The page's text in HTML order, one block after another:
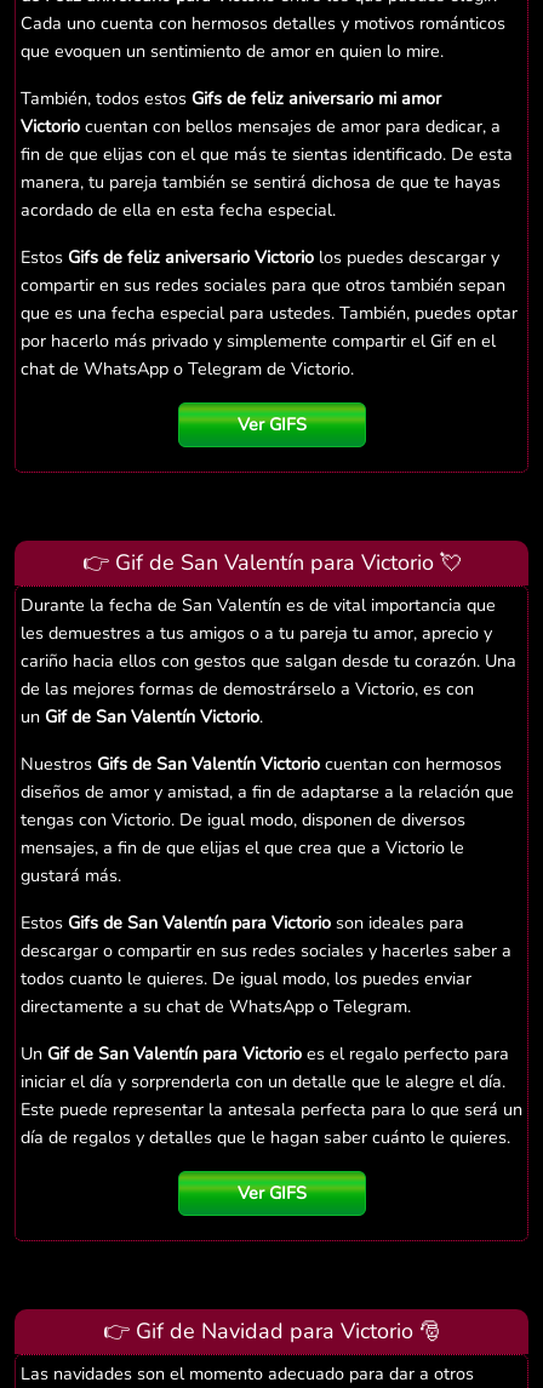
Cada uno cuenta con hermosos detalles y motivos románticos
que evoquen un sentimiento de amor en quien lo mire.
También, todos estos Gifs de feliz aniversario mi amor
Victorio cuentan con bellos mensajes de amor para dedicar, a
fin de que elijas con el que más te sientas identificado. De esta
manera, tu pareja también se sentirá dichosa de que te hayas
acordado de ella en esta fecha especial.
Estos Gifs de feliz aniversario Victorio los puedes descargar y
compartir en sus redes sociales para que otros también sepan
que es una fecha especial para ustedes. También, puedes optar
por hacerlo más privado y simplemente compartir el Gif en el
chat de WhatsApp o Telegram de Victorio.
Ver GIFS
👉 Gif de San Valentín para Victorio 💘
Durante la fecha de San Valentín es de vital importancia que
les demuestres a tus amigos o a tu pareja tu amor, aprecio y
cariño hacia ellos con gestos que salgan desde tu corazón. Una
de las mejores formas de demostrárselo a Victorio, es con
un Gif de San Valentín Victorio.
Nuestros Gifs de San Valentín Victorio cuentan con hermosos
diseños de amor y amistad, a fin de adaptarse a la relación que
tengas con Victorio. De igual modo, disponen de diversos
mensajes, a fin de que elijas el que crea que a Victorio le
gustará más.
Estos Gifs de San Valentín para Victorio son ideales para
descargar o compartir en sus redes sociales y hacerles saber a
todos cuanto le quieres. De igual modo, los puedes enviar
directamente a su chat de WhatsApp o Telegram.
Un Gif de San Valentín para Victorio es el regalo perfecto para
iniciar el día y sorprenderla con un detalle que le alegre el día.
Este puede representar la antesala perfecta para lo que será un
día de regalos y detalles que le hagan saber cuánto le quieres.
Ver GIFS
👉 Gif de Navidad para Victorio 🎅
Las navidades son el momento adecuado para dar a otros